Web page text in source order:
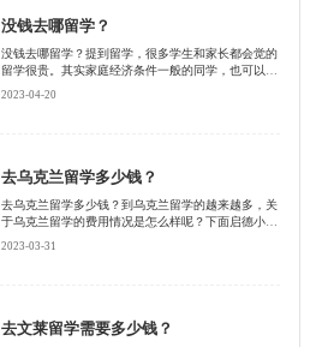
没钱去哪留学？
没钱去哪留学？提到留学，很多学生和家长都会觉的
留学很贵。其实家庭经济条件一般的同学，也可以出
2023-04-20
去乌克兰留学多少钱？
去乌克兰留学多少钱？到乌克兰留学的越来越多，关
于乌克兰留学的费用情况是怎么样呢？下面启德小编
2023-03-31
去文莱留学需要多少钱？